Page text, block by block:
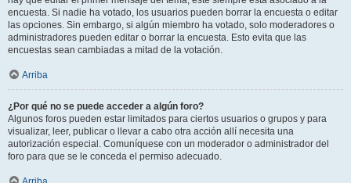
encuesta. Si nadie ha votado, los usuarios pueden borrar la encuesta o editar
las opciones. Sin embargo, si algún miembro ha votado, solo moderadores o
administradores pueden editar o borrar la encuesta. Esto evita que las
encuestas sean cambiadas a mitad de la votación.
Arriba
¿Por qué no se puede acceder a algún foro?
Algunos foros pueden estar limitados para ciertos usuarios o grupos y para
visualizar, leer, publicar o llevar a cabo otra acción allí necesita una
autorización especial. Comuníquese con un moderador o administrador del
foro para que se le conceda el permiso adecuado.